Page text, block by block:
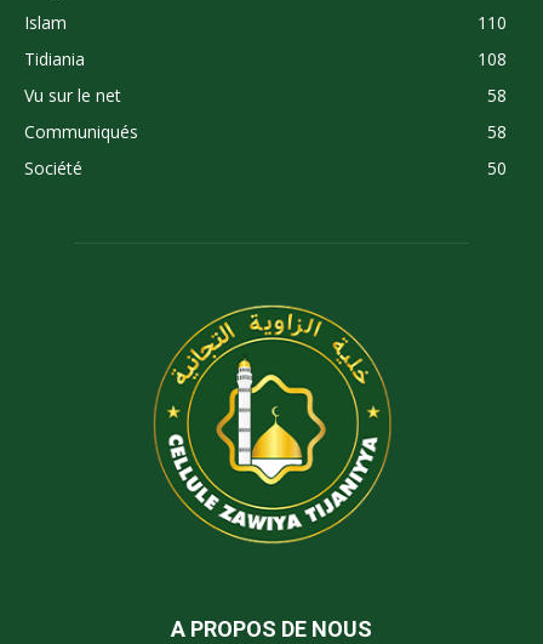
Islam
110
Tidiania
108
Vu sur le net
58
Communiqués
58
Société
50
A PROPOS DE NOUS